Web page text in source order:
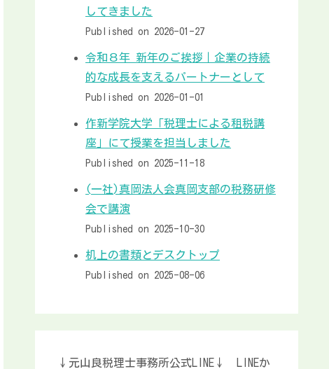
してきました
Published on 2026-01-27
令和８年 新年のご挨拶｜企業の持続
的な成長を支えるパートナーとして
Published on 2026-01-01
作新学院大学「税理士による租税講
座」にて授業を担当しました
Published on 2025-11-18
(一社)真岡法人会真岡支部の税務研修
会で講演
Published on 2025-10-30
机上の書類とデスクトップ
Published on 2025-08-06
↓元山良税理士事務所公式LINE↓ LINEか